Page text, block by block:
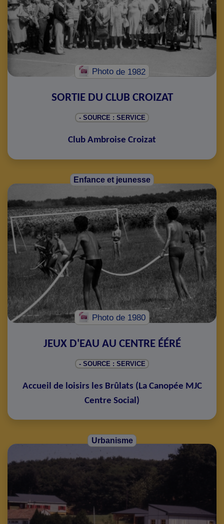
Photo de 1982
SORTIE DU CLUB CROIZAT
- SOURCE : SERVICE
Club Ambroise Croizat
Enfance et jeunesse
Photo de 1980
JEUX D'EAU AU CENTRE ÉÉRÉ
- SOURCE : SERVICE
Accueil de loisirs les Brûlats (La Canopée MJC
Centre Social )
Urbanisme